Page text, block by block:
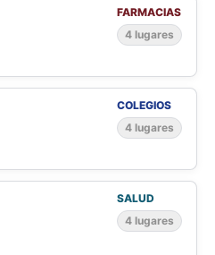
FARMACIAS
4 lugares
COLEGIOS
4 lugares
SALUD
4 lugares